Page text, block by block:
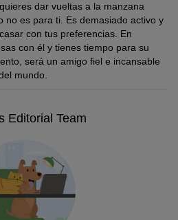
dar vueltas a la manzana
no es para ti. Es demasiado activo y
con tus preferencias. En
con él y tienes tiempo para su
será un amigo fiel e incansable
mundo.
Editorial Team